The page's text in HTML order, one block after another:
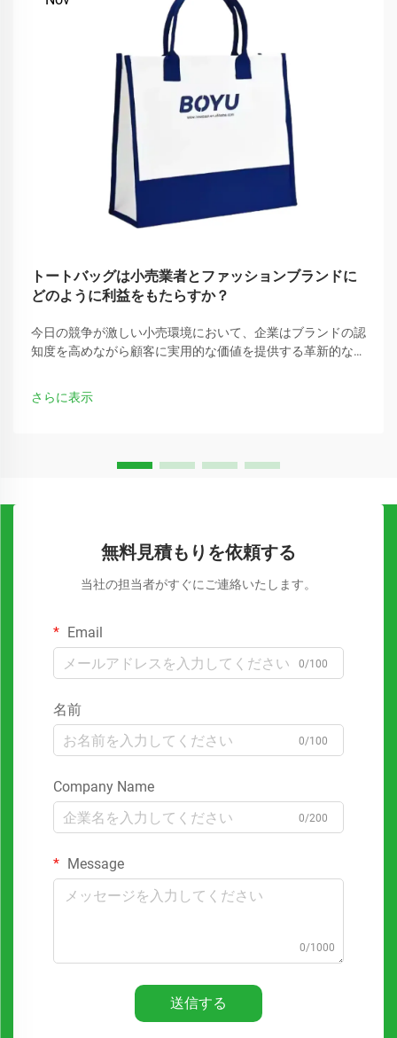
トートバッグは小売業者とファッションブランドに
どのように利益をもたらすか？
今日の競争が激しい小売環境において、企業はブランドの認
知度を高めながら顧客に実用的な価値を提供する革新的な方
多用途で効果的なマーケティングツールの一つとして注目さ
れています。
さらに表示
無料見積もりを依頼する
当社の担当者がすぐにご連絡いたします。
Email
0/100
名前
0/100
Company Name
0/200
Message
0/1000
送信する